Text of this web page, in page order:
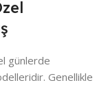
günlerde
Genellikle